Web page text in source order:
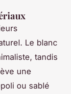
Le blanc
tandis
une
ou sablé